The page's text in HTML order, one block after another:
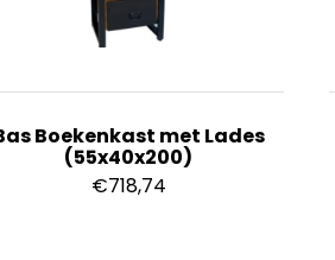
Boekenkast met Lades
(55x40x200)
€718,74